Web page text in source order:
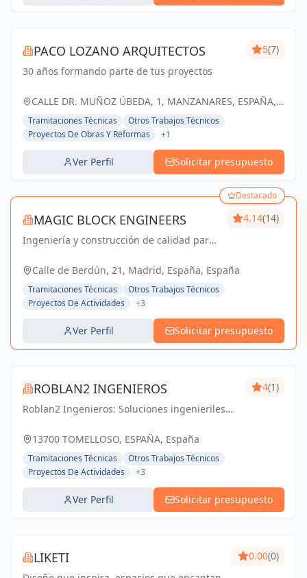
PACO LOZANO ARQUITECTOS
30 años formando parte de tus proyectos
5(7)
CALLE DR. MUÑOZ ÚBEDA, 1, MANZANARES, ESPAÑA,
España
Tramitaciones Técnicas
Otros Trabajos Técnicos
Proyectos De Obras Y Reformas
+1
Ver Perfil Solicitar presupuesto
Destacado
MAGIC BLOCK ENGINEERS
Ingeniería y construcción de calidad para
Nueva.
4.14(14)
Calle de Berdún, 21, Madrid, España, España
Tramitaciones Técnicas
Otros Trabajos Técnicos
Proyectos De Actividades
+3
Ver Perfil Solicitar presupuesto
ROBLAN2 INGENIEROS
Roblan2 Ingenieros: Soluciones ingenieriles
y Tomelloso.
4(1)
13700 TOMELLOSO, ESPAÑA, España
Tramitaciones Técnicas
Otros Trabajos Técnicos
Proyectos De Actividades
+3
Ver Perfil Solicitar presupuesto
LIKETI 0.00(0)